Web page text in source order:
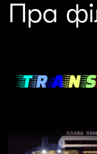
Свет знаходзіцца ў
колькасць людзей
Гісторыя Аляксея
«транзітных людзей»:
збіццё, уцёкі з
якой пачаўся рух: